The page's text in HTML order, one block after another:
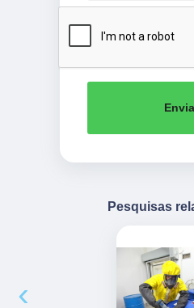
Pesquisas
‹